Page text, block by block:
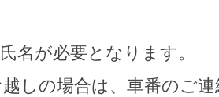
名が必要となります。
しの場合は、車番のご